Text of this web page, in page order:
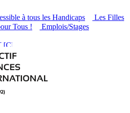
à tous les Handicaps
Les Filles
Tous !
Emplois/Stages